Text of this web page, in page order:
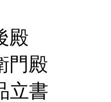
殿
門殿
立書